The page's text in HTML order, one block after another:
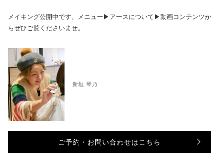
メイキング公開中です。メニュー▶︎アースについて▶︎動画コンテンツか
らぜひご覧くださいませ。
新垣 琴乃
ご予約・お問い合わせはこちら